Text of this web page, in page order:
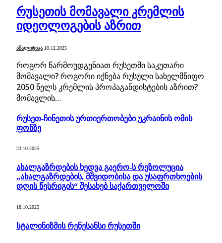
რუსეთის მომავალი კრემლის
იდეოლოგების აზრით
ᲐᲜᲐᲚᲘᲢᲘᲙᲐ 10.12.2025
როგორ წარმოუდგენიათ რუსეთში საკუთარი
მომავალი? როგორი იქნება რუსული სახელმწიფო
2050 წელს კრემლის პროპაგანდისტების აზრით?
მომავლის…
რუსეთ-ჩინეთის ურთიერთობები უკრაინის ომის
ფონზე
23.10.2025
ახალგაზრდების ხედვა გაერო-ს რეზოლუცია
„ახალგაზრდების, მშვიდობისა და უსაფრთხოების
დღის წესრიგის“ შესახებ საქართველოში
18.10.2025
სტალინიზმის რენესანსი რუსეთში